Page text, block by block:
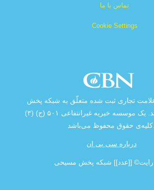
تماس با ما
Cookie Settings
تجاری ثبت شده متعلّق به شبکه پخش
خیریه غیرانتفاعی ۵۰۱ (ج) (۳)
کلیه‌ی حقوق محفوظ می‌باشد.
درباره سی بی ان